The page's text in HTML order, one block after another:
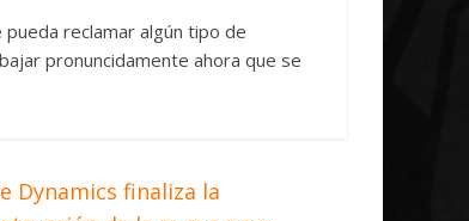
reclamar algún tipo de
pronuncidamente ahora que se
Dynamics finaliza la